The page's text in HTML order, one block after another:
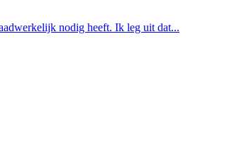
nodig heeft. Ik leg uit dat...